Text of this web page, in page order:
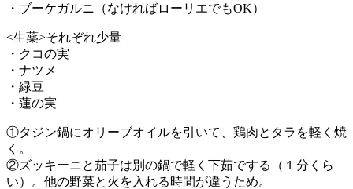
・ブーケガルニ（なければローリエでもOK）
<生薬>それぞれ少量
・クコの実
・ナツメ
・緑豆
・蓮の実
①タジン鍋にオリーブオイルを引いて、鶏肉とタラを軽く焼
く。
②ズッキーニと茄子は別の鍋で軽く下茹でする（１分くら
い）。他の野菜と火を入れる時間が違うため。